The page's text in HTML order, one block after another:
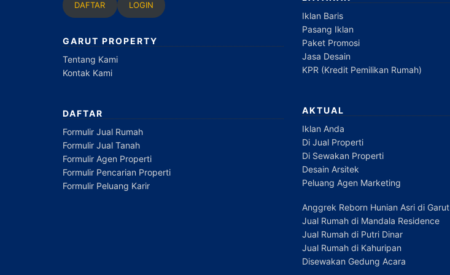
DAFTAR LOGIN
GARUT PROPERTY
Tentang Kami
Kontak Kami
DAFTAR
Formulir Jual Rumah
Formulir Jual Tanah
Formulir Agen Properti
Formulir Pencarian Properti
Formulir Peluang Karir
Iklan Baris
Pasang Iklan
Paket Promosi
Jasa Desain
KPR (Kredit Pemilikan Rumah)
AKTUAL
Iklan Anda
Di Jual Properti
Di Sewakan Properti
Desain Arsitek
Peluang Agen Marketing
Anggrek Reborn Hunian Asri di Garut
Jual Rumah di Mandala Residence
Jual Rumah di Putri Dinar
Jual Rumah di Kahuripan
Disewakan Gedung Acara